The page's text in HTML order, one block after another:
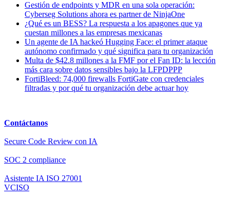
Gestión de endpoints y MDR en una sola operación:
Cyberseg Solutions ahora es partner de NinjaOne
¿Qué es un BESS? La respuesta a los apagones que ya
cuestan millones a las empresas mexicanas
Un agente de IA hackeó Hugging Face: el primer ataque
autónomo confirmado y qué significa para tu organización
Multa de $42.8 millones a la FMF por el Fan ID: la lección
más cara sobre datos sensibles bajo la LFPDPPP
FortiBleed: 74,000 firewalls FortiGate con credenciales
filtradas y por qué tu organización debe actuar hoy
Contáctanos
Secure Code Review con IA
SOC 2 compliance
Asistente IA ISO 27001
VCISO